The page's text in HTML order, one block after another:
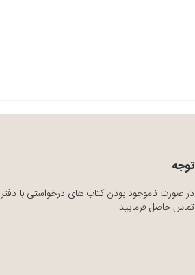
توجه
در صورت ناموجود بودن کتاب های درخواستی با دفتر
تماس حاصل فرمایید.